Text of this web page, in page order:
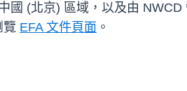
國 (北京) 區域，以及由 NWCD
覽 EFA 文件頁面 。